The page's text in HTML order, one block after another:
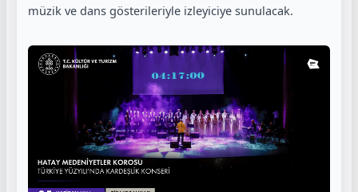
müzik ve dans gösterileriyle izleyiciye sunulacak.